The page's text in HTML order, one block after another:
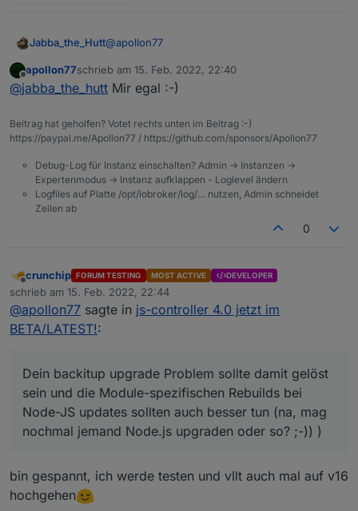
Jabba_the_Hutt@apollon77
Welche node.js darfs denn sein? ;)
Offline
apollon77schrieb am 15. Feb. 2022, 22:40
zuletzt editiert von
@jabba_the_hutt Mir egal :-)
Beitrag hat geholfen? Votet rechts unten im Beitrag :-)
https://paypal.me/Apollon77 / https://github.com/sponsors/Apollon77
Debug-Log für Instanz einschalten? Admin -> Instanzen ->
Expertenmodus -> Instanz aufklappen - Loglevel ändern
Logfiles auf Platte /opt/iobroker/log/… nutzen, Admin schneidet
Zeilen ab
0
Offline
crunchip FORUM TESTING MOST ACTIVE DEVELOPER
schrieb am 15. Feb. 2022, 22:44
zuletzt editiert von
@apollon77 sagte in js-controller 4.0 jetzt im
BETA/LATEST!:
Dein backitup upgrade Problem sollte damit gelöst
sein und die Module-spezifischen Rebuilds bei
Node-JS updates sollten auch besser tun (na, mag
nochmal jemand Node.js upgraden oder so? ;-)) )
bin gespannt, ich werde testen und vllt auch mal auf v16
hochgehen